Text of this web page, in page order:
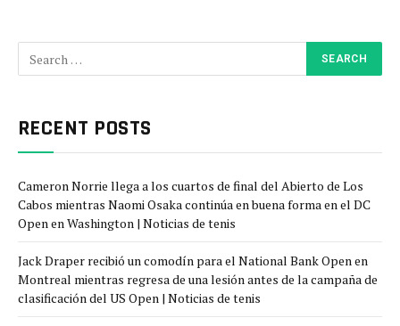
RECENT POSTS
Cameron Norrie llega a los cuartos de final del Abierto de Los
Cabos mientras Naomi Osaka continúa en buena forma en el DC
Open en Washington | Noticias de tenis
Jack Draper recibió un comodín para el National Bank Open en
Montreal mientras regresa de una lesión antes de la campaña de
clasificación del US Open | Noticias de tenis